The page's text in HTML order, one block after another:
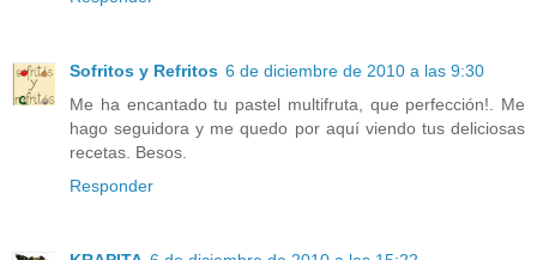
Sofritos y Refritos 6 de diciembre de 2010 a las 9:30
Me ha encantado tu pastel multifruta, que perfección!. Me
hago seguidora y me quedo por aquí viendo tus deliciosas
recetas. Besos.
Responder